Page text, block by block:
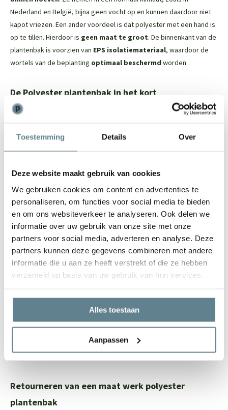
Toestemming Details Over
Deze website maakt gebruik van cookies
We gebruiken cookies om content en advertenties te
personaliseren, om functies voor social media te bieden
en om ons websiteverkeer te analyseren. Ook delen we
informatie over uw gebruik van onze site met onze
partners voor social media, adverteren en analyse. Deze
partners kunnen deze gegevens combineren met andere
informatie die u aan ze heeft verstrekt of die ze hebben
verzameld op basis van uw gebruik van hun services.
Alles toestaan
Aanpassen
Nederland en België, bijna geen vocht op en kunnen daardoor niet
kapot vriezen. Een ander voordeel is dat polyester met een hand is
op te tillen. Hierdoor is geen maat te groot. De binnenkant van de
plantenbak is voorzien van EPS isolatiemateriaal, waardoor de
wortels van de beplanting optimaal beschermd worden.
De Polyester plantenbak in het kort
Dit tijdloze model past in iedere tuin
staan
De binnenkant van de plantenbak is voorzien van EPS
Door het materiaal is het een lichtgewicht plantenbak
De plantenbak heeft een robuuste uitstraling en een mooie
randafwerking
Door en door gekleurd, ruime keuze uit ral kleuren
Vele maatwerk opties mogelijk
Let op: de onderkant van de polyester plantenbak is niet (netjes)
afgewerkt, maar dit is niet zichtbaar
Om de polyester plantenbak zo stralend mogelijk te houden, raden
je eenvoudig je polyester plantenbak en zorg je ervoor dat de jouw
plantenbak er na van loop van tijd weer als nieuw uit gaat zien. In
deze set zit eenCleaneren eenCoating spray.
Retourneren van een maat werk polyester
plantenbak